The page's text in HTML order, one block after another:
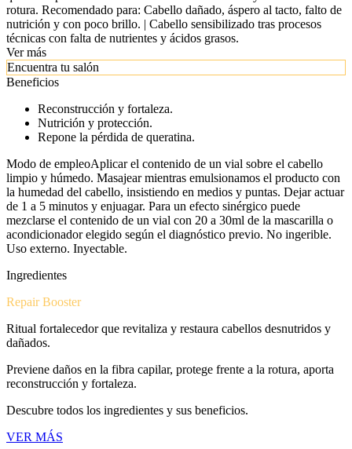
rotura. Recomendado para: Cabello dañado, áspero al tacto, falto de
nutrición y con poco brillo. | Cabello sensibilizado tras procesos
técnicas con falta de nutrientes y ácidos grasos.
Ver más
Encuentra tu salón
Beneficios
Reconstrucción y fortaleza.
Nutrición y protección.
Repone la pérdida de queratina.
Modo de empleoAplicar el contenido de un vial sobre el cabello
limpio y húmedo. Masajear mientras emulsionamos el producto con
la humedad del cabello, insistiendo en medios y puntas. Dejar actuar
de 1 a 5 minutos y enjuagar. Para un efecto sinérgico puede
mezclarse el contenido de un vial con 20 a 30ml de la mascarilla o
acondicionador elegido según el diagnóstico previo. No ingerible.
Uso externo. Inyectable.
Ingredientes
Repair Booster
Ritual fortalecedor que revitaliza y restaura cabellos desnutridos y
dañados.
Previene daños en la fibra capilar, protege frente a la rotura, aporta
reconstrucción y fortaleza.
Descubre todos los ingredientes y sus beneficios.
VER MÁS